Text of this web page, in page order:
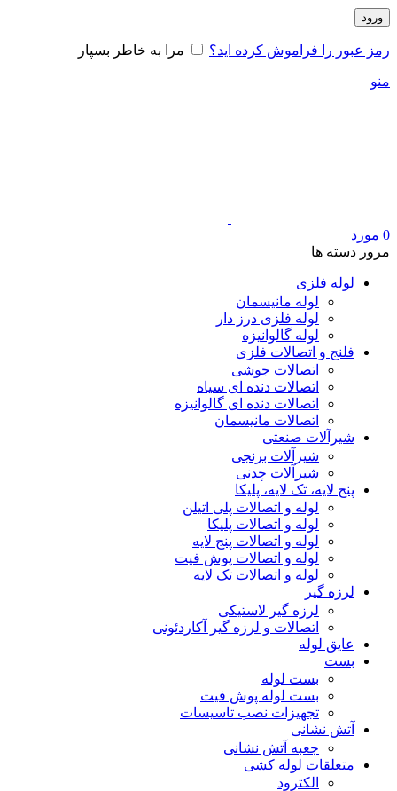
ورود
رمز عبور را فراموش کرده اید؟ مرا به خاطر بسپار
منو
0 مورد
مرور دسته ها
لوله فلزی
لوله مانیسمان
لوله فلزی درز دار
لوله گالوانیزه
فلنج و اتصالات فلزی
اتصالات جوشی
اتصالات دنده ای سیاه
اتصالات دنده ای گالوانیزه
اتصالات مانیسمان
شیرآلات صنعتی
شیرآلات برنجی
شیرآلات چدنی
پنج لایه، تک لایه، پلیکا
لوله و اتصالات پلی اتیلن
لوله و اتصالات پلیکا
لوله و اتصالات پنج لایه
لوله و اتصالات پوش فیت
لوله و اتصالات تک لایه
لرزه گیر
لرزه گیر لاستیکی
اتصالات و لرزه گیر آکاردئونی
عایق لوله
بست
بست لوله
بست لوله پوش فیت
تجهیزات نصب تاسیسات
آتش نشانی
جعبه آتش نشانی
متعلقات لوله کشی
الکترود